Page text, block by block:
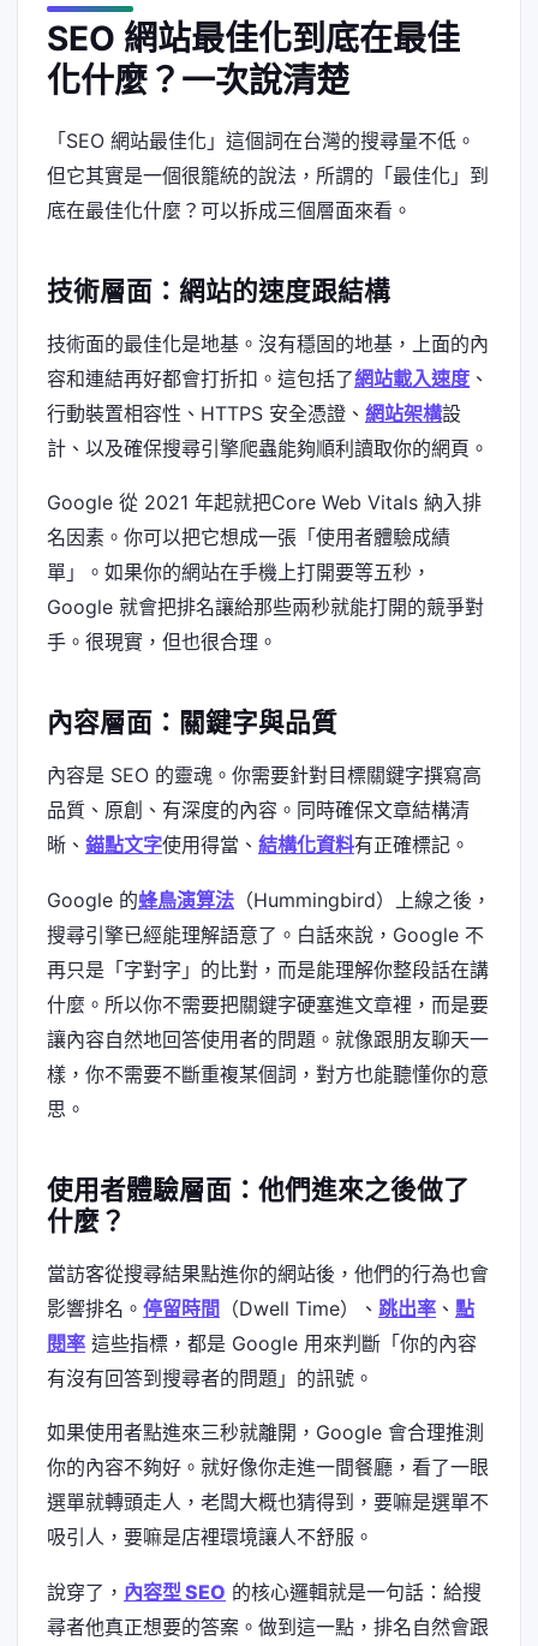
SEO 網站最佳化到底在最佳
化什麼？一次說清楚
「SEO 網站最佳化」這個詞在台灣的搜尋量不低。
但它其實是一個很籠統的說法，所謂的「最佳化」到
底在最佳化什麼？可以拆成三個層面來看。
技術層面：網站的速度跟結構
技術面的最佳化是地基。沒有穩固的地基，上面的內
容和連結再好都會打折扣。這包括了網站載入速度 、
行動裝置相容性、HTTPS 安全憑證、 網站架構設
計、以及確保搜尋引擎爬蟲能夠順利讀取你的網頁。
Google 從 2021 年起就把Core Web Vitals 納入排
名因素。你可以把它想成一張「使用者體驗成績
單」。如果你的網站在手機上打開要等五秒，
Google 就會把排名讓給那些兩秒就能打開的競爭對
手。很現實，但也很合理。
內容層面：關鍵字與品質
內容是 SEO 的靈魂。你需要針對目標關鍵字撰寫高
品質、原創、有深度的內容。同時確保文章結構清
晰、 錨點文字使用得當、 結構化資料有正確標記。
Google 的蜂鳥演算法 （Hummingbird）上線之後，
搜尋引擎已經能理解語意了。白話來說，Google 不
再只是「字對字」的比對，而是能理解你整段話在講
什麼。所以你不需要把關鍵字硬塞進文章裡，而是要
讓內容自然地回答使用者的問題。就像跟朋友聊天一
樣，你不需要不斷重複某個詞，對方也能聽懂你的意
思。
使用者體驗層面：他們進來之後做了
什麼？
當訪客從搜尋結果點進你的網站後，他們的行為也會
影響排名。 停留時間 （Dwell Time）、 跳出率 、 點
閱率 這些指標，都是 Google 用來判斷「你的內容
有沒有回答到搜尋者的問題」的訊號。
如果使用者點進來三秒就離開，Google 會合理推測
你的內容不夠好。就好像你走進一間餐廳，看了一眼
選單就轉頭走人，老闆大概也猜得到，要嘛是選單不
吸引人，要嘛是店裡環境讓人不舒服。
說穿了， 內容型 SEO 的核心邏輯就是一句話：給搜
尋者他真正想要的答案。做到這一點，排名自然會跟